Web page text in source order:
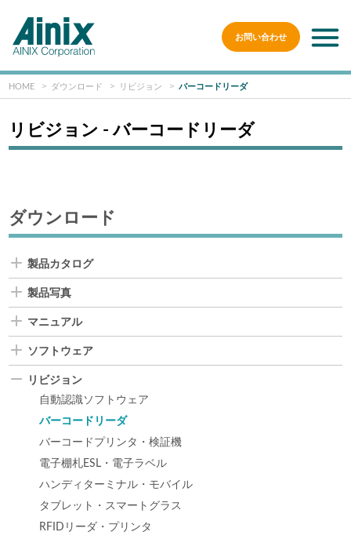
お問い合わせ
HOME ダウンロード リビジョン バーコードリーダ
ダウンロード
製品カタログ
製品写真
マニュアル
ソフトウェア
リビジョン
自動認識ソフトウェア
バーコードリーダ
バーコードプリンタ・検証機
電子棚札ESL・電子ラベル
ハンディターミナル・モバイル
タブレット・スマートグラス
RFIDリーダ・プリンタ
リビジョン - バーコードリーダ